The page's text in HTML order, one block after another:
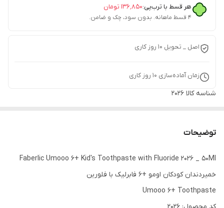
هر قسط با ترب‌پی:۱۳۶٬۸۵۰ تومان
۴ قسط ماهانه. بدون سود، چک و ضامن.
اصل _ تحویل ۱۰ روز کاری
زمان آماده‌سازی 10 روز کاری
شناسه کالا 2026
توضیحات
Faberlic Umooo 6+ Kid's Toothpaste with Fluoride 2026 _ 50Ml
خمیردندان کودکان اومو +6 فابرلیک با فلورین
Umooo 6+ Toothpaste